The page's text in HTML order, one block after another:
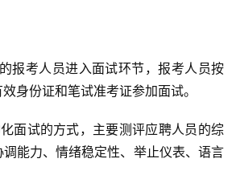
的报考人员进入面试环节，报考人员按
身份证和笔试准考证参加面试。
化面试的方式，主要测评应聘人员的综
能力、情绪稳定性、举止仪表、语言